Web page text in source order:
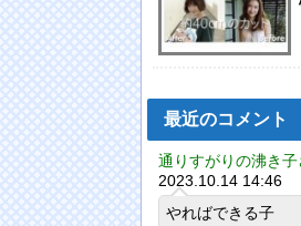
最近のコメント
通りすがりの沸き子
2023.10.14 14:46
やればできる子